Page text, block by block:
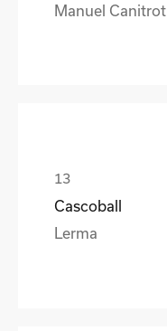
Manuel Canitrot
Cascoball
Lerma